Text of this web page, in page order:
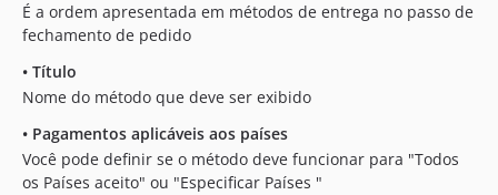
É a ordem apresentada em métodos de entrega no passo de
fechamento de pedido
• Título
Nome do método que deve ser exibido
• Pagamentos aplicáveis aos países
Você pode definir se o método deve funcionar para "Todos
os Países aceito" ou "Especificar Países "